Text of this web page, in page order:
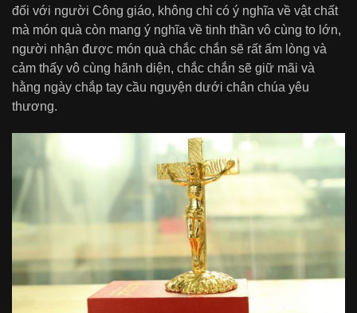
đối với người Công giáo, không chỉ có ý nghĩa về vật chất
mà món quà còn mang ý nghĩa về tinh thần vô cùng to lớn,
người nhận được món quà chắc chắn sẽ rất ấm lòng và
cảm thấy vô cùng hãnh diện, chắc chắn sẽ giữ mãi và
hằng ngày chắp tay cầu nguyện dưới chân chúa yêu
thương.